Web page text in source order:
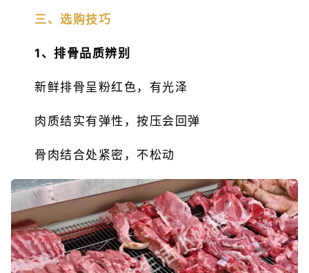
三、选购技巧
1、排骨品质辨别
新鲜排骨呈粉红色，有光泽
肉质结实有弹性，按压会回弹
骨肉结合处紧密，不松动